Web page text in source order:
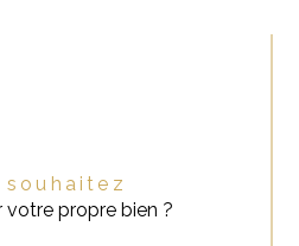
souhaitez
votre propre bien ?